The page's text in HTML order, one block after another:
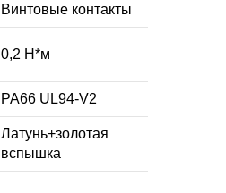
Винтовые контакты
0,2 Н*м
PA66 UL94-V2
Латунь+золотая
вспышка